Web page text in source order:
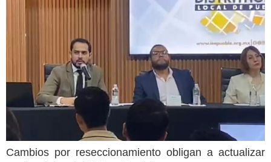
Cambios por reseccionamiento obligan a actualizar